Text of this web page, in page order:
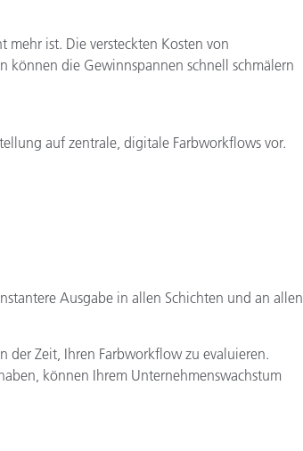
mehr ist. Die versteckten Kosten von
können die Gewinnspannen schnell schmälern
auf zentrale, digitale Farbworkflows vor.
Ausgabe in allen Schichten und an allen
der Zeit, Ihren Farbworkflow zu evaluieren.
können Ihrem Unternehmenswachstum